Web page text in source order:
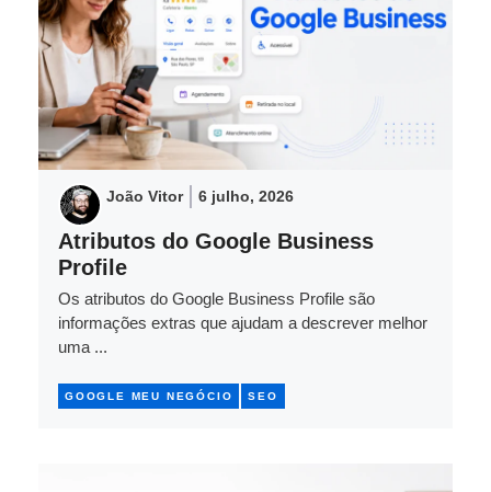
João Vitor 6 julho, 2026
Atributos do Google Business
Profile
Os atributos do Google Business Profile são
informações extras que ajudam a descrever melhor
uma ...
GOOGLE MEU NEGÓCIO SEO